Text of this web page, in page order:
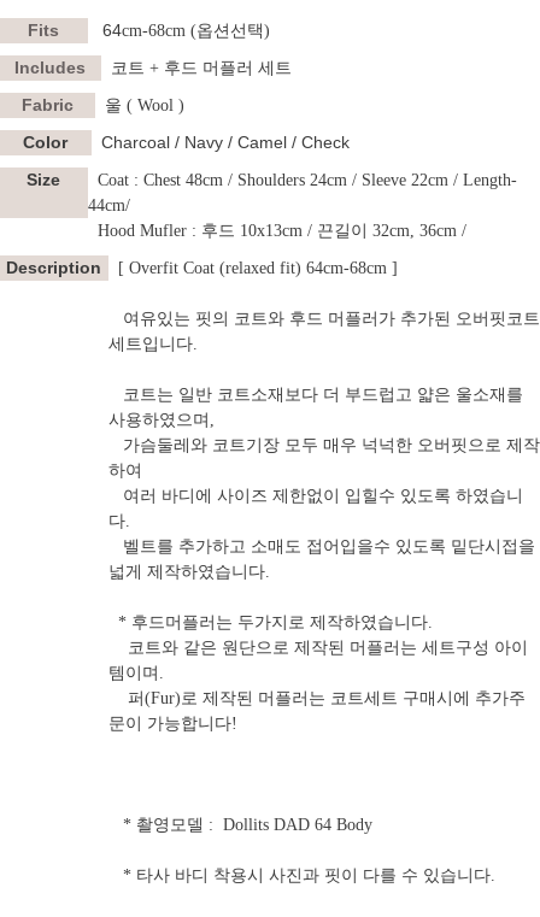
Fits 64cm-68cm (옵션선택)
Includes 코트 + 후드 머플러 세트
Fabric 울 ( Wool )
Color
Charcoal / Navy / Camel / Check
Size
Coat : Chest 48cm / Shoulders 24cm / Sleeve 22cm / Length-
44cm/
Hood Mufler : 후드 10x13cm / 끈길이 32cm, 36cm /
Description [ Overfit Coat (relaxed fit) 64cm-68cm ]
여유있는 핏의 코트와 후드 머플러가 추가된 오버핏코트
세트입니다.
코트는 일반 코트소재보다 더 부드럽고 얇은 울소재를
사용하였으며,
가슴둘레와 코트기장 모두 매우 넉넉한 오버핏으로 제작
하여
여러 바디에 사이즈 제한없이 입힐수 있도록 하였습니
다.
벨트를 추가하고 소매도 접어입을수 있도록 밑단시접을
넓게 제작하였습니다.
* 후드머플러는 두가지로 제작하였습니다.
코트와 같은 원단으로 제작된 머플러는 세트구성 아이
템이며.
퍼(Fur)로 제작된 머플러는 코트세트 구매시에 추가주
문이 가능합니다!
* 촬영모델 : Dollits DAD 64 Body
* 타사 바디 착용시 사진과 핏이 다를 수 있습니다.